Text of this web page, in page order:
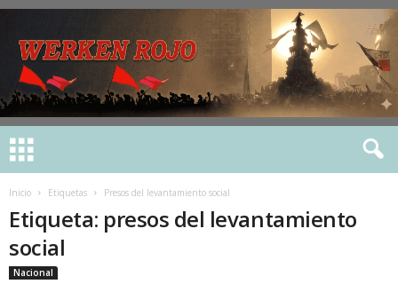
Inicio Etiquetas Presos del levantamiento social
Etiqueta: presos del levantamiento
social
Nacional